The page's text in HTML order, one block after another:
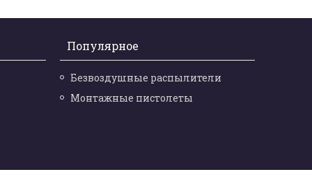
Популярное
Безвоздушные распылители
Монтажные пистолеты